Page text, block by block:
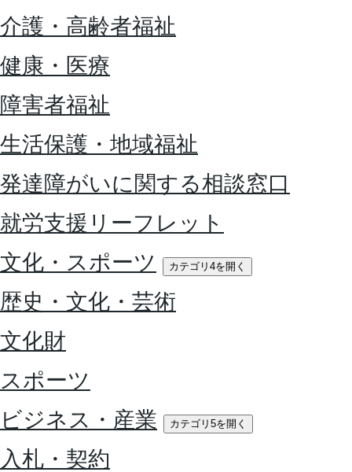
介護・高齢者福祉
健康・医療
障害者福祉
生活保護・地域福祉
発達障がいに関する相談窓口
就労支援リーフレット
文化・スポーツ
カテゴリ4を開く
歴史・文化・芸術
文化財
スポーツ
ビジネス・産業
カテゴリ5を開く
入札・契約